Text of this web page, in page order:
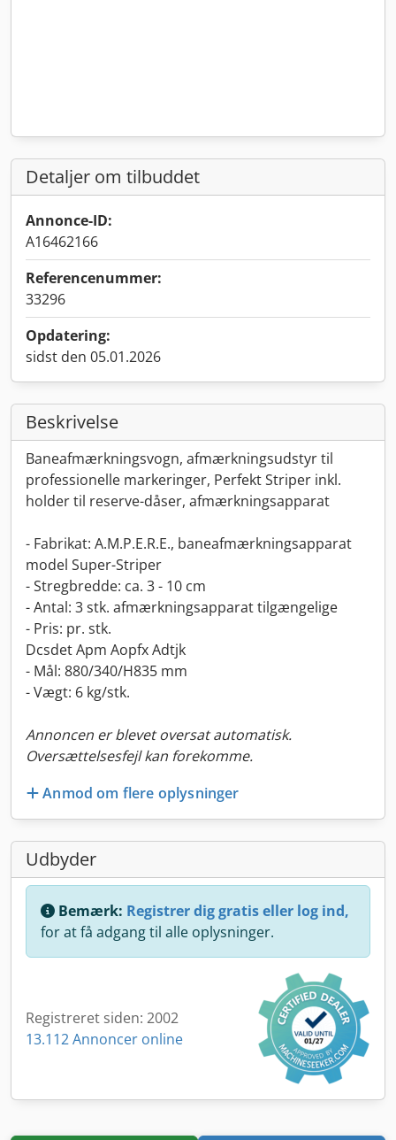
Detaljer om tilbuddet
Annonce-ID:
A16462166
Referencenummer:
33296
Opdatering:
sidst den 05.01.2026
Beskrivelse
Baneafmærkningsvogn, afmærkningsudstyr til
professionelle markeringer, Perfekt Striper inkl.
holder til reserve-dåser, afmærkningsapparat
- Fabrikat: A.M.P.E.R.E., baneafmærkningsapparat
model Super-Striper
- Stregbredde: ca. 3 - 10 cm
- Antal: 3 stk. afmærkningsapparat tilgængelige
- Pris: pr. stk.
Dcsdet Apm Aopfx Adtjk
- Mål: 880/340/H835 mm
- Vægt: 6 kg/stk.
Annoncen er blevet oversat automatisk.
Oversættelsesfejl kan forekomme.
Anmod om flere oplysninger
Udbyder
Bemærk: Registrer dig gratis eller log ind,
for at få adgang til alle oplysninger.
Registreret siden: 2002
13.112 Annoncer online